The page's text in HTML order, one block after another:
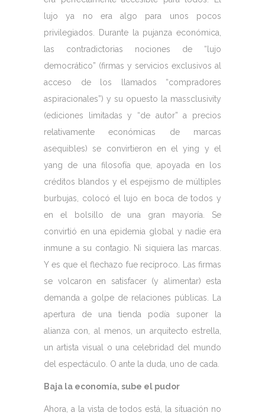
lujo ya no era algo para unos pocos
privilegiados. Durante la pujanza económica,
las contradictorias nociones de “lujo
democrático” (firmas y servicios exclusivos al
acceso de los llamados “compradores
aspiracionales”) y su opuesto la massclusivity
(ediciones limitadas y “de autor” a precios
relativamente económicas de marcas
asequibles) se convirtieron en el ying y el
yang de una filosofía que, apoyada en los
créditos blandos y el espejismo de múltiples
burbujas, colocó el lujo en boca de todos y
en el bolsillo de una gran mayoría. Se
convirtió en una epidemia global y nadie era
inmune a su contagio. Ni siquiera las marcas.
Y es que el flechazo fue recíproco. Las firmas
se volcaron en satisfacer (y alimentar) esta
demanda a golpe de relaciones públicas. La
apertura de una tienda podía suponer la
alianza con, al menos, un arquitecto estrella,
un artista visual o una celebridad del mundo
del espectáculo. O ante la duda, uno de cada.
Baja la economía, sube el pudor
Ahora, a la vista de todos está, la situación no